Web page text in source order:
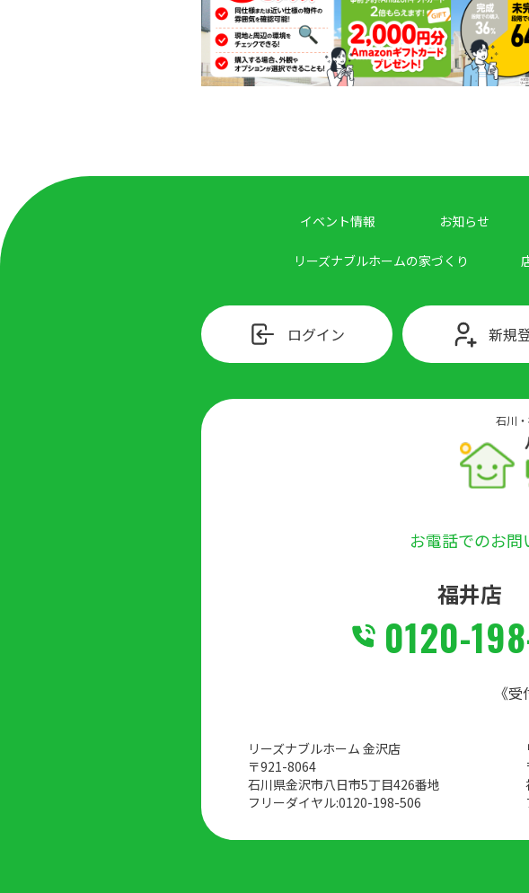
イベント情報 お知らせ
リーズナブルホームの家づくり
ログイン 新規
石川
お電話でのお問
福井店
0120-
《
リーズナブルホーム 金沢店
〒921-8064
石川県金沢市八日市5丁目426番地
フリーダイヤル:0120-198-506